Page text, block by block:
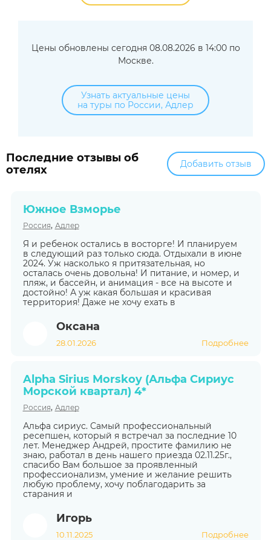
Цены обновлены сегодня 08.08.2026 в 14:00 по
Москве.
Узнать актуальные цены
на туры по России, Адлер
Последние отзывы об
отелях
Добавить отзыв
Южное Взморье
Россия, Адлер
Я и ребенок остались в восторге! И планируем
в следующий раз только сюда. Отдыхали в июне
2024. Уж насколько я притязательная, но
осталась очень довольна! И питание, и номер, и
пляж, и бассейн, и анимация - все на высоте и
достойно! А уж какая большая и красивая
территория! Даже не хочу ехать в
Оксана
28.01.2026 Подробнее
Alpha Sirius Morskoy (Альфа Сириус
Морской квартал) 4*
Россия, Адлер
Альфа сириус. Самый профессиональный
ресепшен, который я встречал за последние 10
лет. Менеджер Андрей, простите фамилию не
знаю, работал в день нашего приезда 02.11.25г.,
спасибо Вам большое за проявленный
профессионализм, умение и желание решить
любую проблему, хочу поблагодарить за
старания и
Игорь
10.11.2025 Подробнее